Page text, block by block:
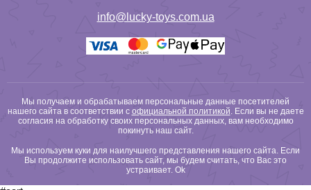
info@lucky-toys.com.ua
Мы получаем и обрабатываем персональные данные посетителей
нашего сайта в соответствии с официальной политикой. Если вы не даете
согласия на обработку своих персональных данных, вам необходимо
покинуть наш сайт.
Мы используем куки для наилучшего представления нашего сайта. Если
Вы продолжите использовать сайт, мы будем считать, что Вас это
устраивает. Ok